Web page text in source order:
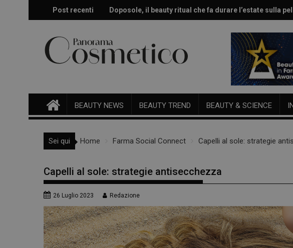
Post recenti Doposole, il beauty ritual che fa durare l’estate sulla
Effetto glow immediato e modulabile per viso e corpo
BEAUTY NEWS BEAUTY TREND BEAUTY & SCIENCE
Sei qui Home Farma Social Connect Capelli al sole: strategie
Capelli al sole: strategie antisecchezza
26 Luglio 2023 Redazione